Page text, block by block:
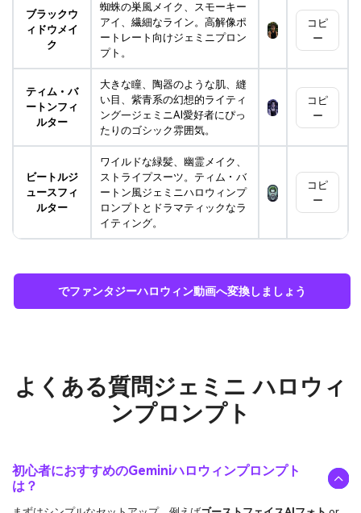
ブラックウ
ィドウメイ
ク
蜘蛛の巣風メイク、スモーキー
アイ、繊細なライン。高解像ポ
ートレート向けジェミニプロン
プト。
コピ
ー
ティム・バ
ートンフィ
ルター
大きな瞳、陶器のような肌、縫
い目、紫青系の幻想的ライティ
ング—ジェミニAI愛好者にぴっ
たりのゴシック雰囲気。
コピ
ー
ビートルジ
ュースフィ
ルター
ワイルドな緑髪、幽霊メイク、
ストライプスーツ。ティム・バ
ートン風ジェミニハロウィンプ
ロンプトとドラマティックなラ
イティング。
コピ
ー
でファンタジーハロウィン動画へ変換しましょう
よくある質問ジェミニ ハロウィ
ンプロンプト
初心者におすすめのGeminiハロウィンプロンプト
は？